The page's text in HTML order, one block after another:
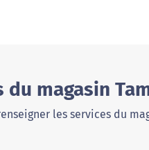
du magasin
les services du